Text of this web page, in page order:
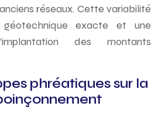
réseaux. Cette variabilité
exacte et une
des montants
phréatiques sur la